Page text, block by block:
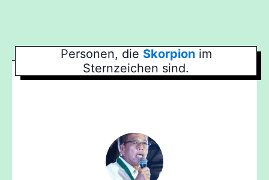
Personen, die Skorpion im
Sternzeichen sind.